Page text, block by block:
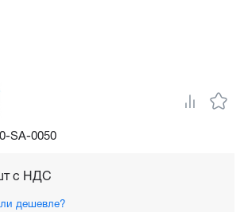
c НДС
дешевле?
SA-0050